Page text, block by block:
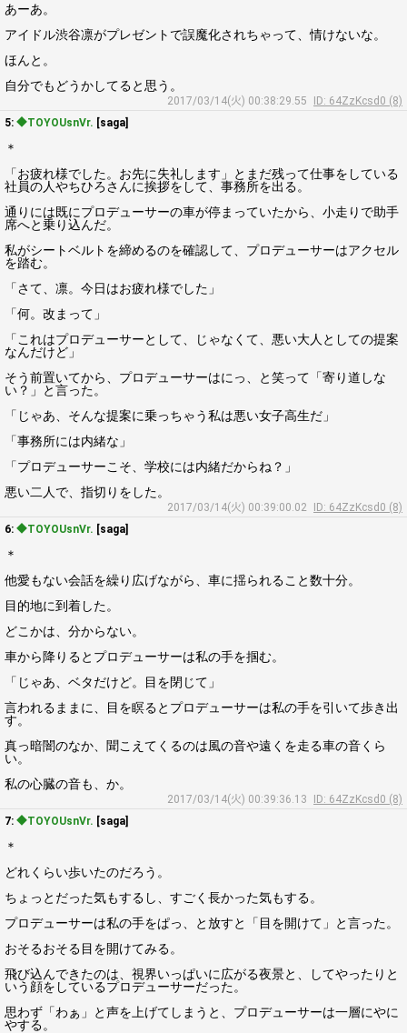
あーあ。
アイドル渋谷凛がプレゼントで誤魔化されちゃって、情けないな。
ほんと。
自分でもどうかしてると思う。
2017/03/14(火) 00:38:29.55
ID: 64ZzKcsd0 (8)
5: ◆TOYOUsnVr. [saga]
＊
「お疲れ様でした。お先に失礼します」とまだ残って仕事をしている
社員の人やちひろさんに挨拶をして、事務所を出る。
通りには既にプロデューサーの車が停まっていたから、小走りで助手
席へと乗り込んだ。
私がシートベルトを締めるのを確認して、プロデューサーはアクセル
を踏む。
「さて、凛。今日はお疲れ様でした」
「何。改まって」
「これはプロデューサーとして、じゃなくて、悪い大人としての提案
なんだけど」
そう前置いてから、プロデューサーはにっ、と笑って「寄り道しな
い？」と言った。
「じゃあ、そんな提案に乗っちゃう私は悪い女子高生だ」
「事務所には内緒な」
「プロデューサーこそ、学校には内緒だからね？」
悪い二人で、指切りをした。
2017/03/14(火) 00:39:00.02
ID: 64ZzKcsd0 (8)
6: ◆TOYOUsnVr. [saga]
＊
他愛もない会話を繰り広げながら、車に揺られること数十分。
目的地に到着した。
どこかは、分からない。
車から降りるとプロデューサーは私の手を掴む。
「じゃあ、ベタだけど。目を閉じて」
言われるままに、目を瞑るとプロデューサーは私の手を引いて歩き出
す。
真っ暗闇のなか、聞こえてくるのは風の音や遠くを走る車の音くら
い。
私の心臓の音も、か。
2017/03/14(火) 00:39:36.13
ID: 64ZzKcsd0 (8)
7: ◆TOYOUsnVr. [saga]
＊
どれくらい歩いたのだろう。
ちょっとだった気もするし、すごく長かった気もする。
プロデューサーは私の手をぱっ、と放すと「目を開けて」と言った。
おそるおそる目を開けてみる。
飛び込んできたのは、視界いっぱいに広がる夜景と、してやったりと
いう顔をしているプロデューサーだった。
思わず「わぁ」と声を上げてしまうと、プロデューサーは一層にやに
やする。